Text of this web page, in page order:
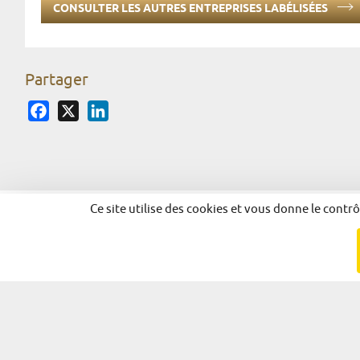
CONSULTER LES AUTRES ENTREPRISES LABÉLISÉES
Partager
Facebook
© 2026 - Alsace ExcellenceCe site utilise des cookies et vous donne le